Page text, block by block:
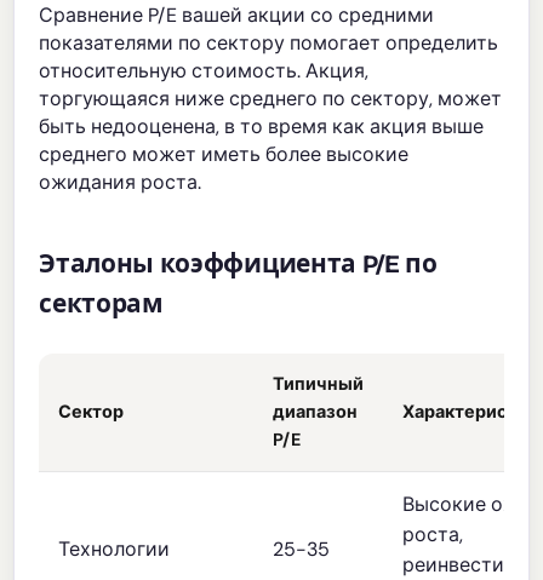
Сравнение P/E вашей акции со средними
показателями по сектору помогает определить
относительную стоимость. Акция,
торгующаяся ниже среднего по сектору, может
быть недооценена, в то время как акция выше
среднего может иметь более высокие
ожидания роста.
Эталоны коэффициента P/E по
секторам
Сектор
Типичный
диапазон
P/E
Технологии 25-35
Высокие
роста,